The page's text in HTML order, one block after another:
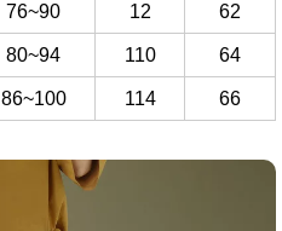
76~90 12 62
80~94 110 64
86~100 114 66